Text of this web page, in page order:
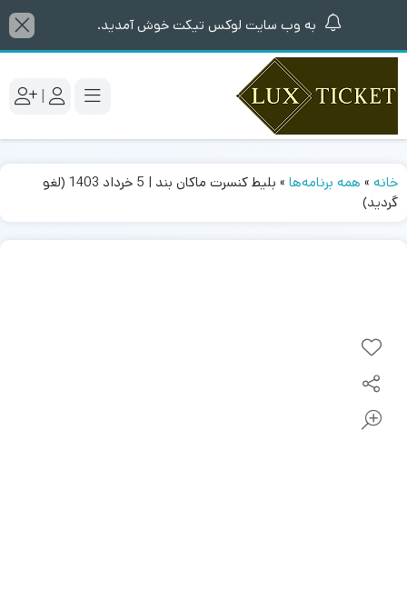
به وب سایت لوکس تیکت خوش آمدید.
|
خانه » همه برنامه‌ها »
بلیط کنسرت ماکان بند | 5 خرداد 1403 (لغو
گردید)